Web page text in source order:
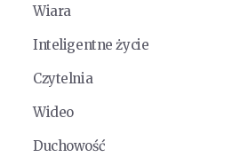
Wiara
Inteligentne życie
Czytelnia
Wideo
Duchowość